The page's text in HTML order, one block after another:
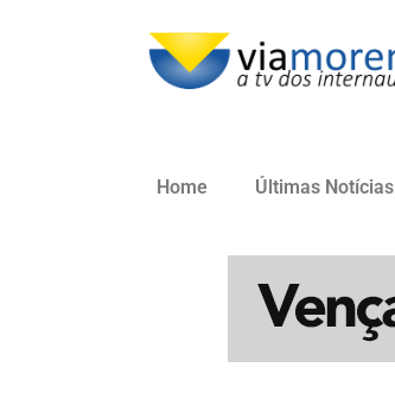
Home Últimas Notícias